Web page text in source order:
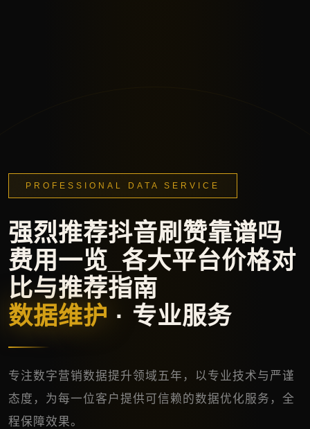
PROFESSIONAL DATA SERVICE
强烈推荐抖音刷赞靠谱吗
费用一览_各大平台价格对
比与推荐指南
数据维护 · 专业服务
专注数字营销数据提升领域五年，以专业技术与严谨
态度，为每一位客户提供可信赖的数据优化服务，全
程保障效果。